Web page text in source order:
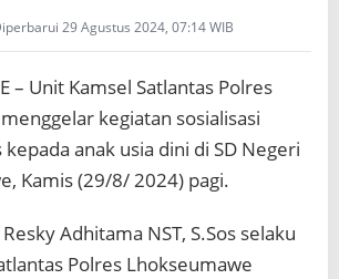
l
u
i
n
a
s
S
D
29 Agustus 2024, 07:14 WIB
– Unit Kamsel Satlantas Polres
kegiatan sosialisasi
anak usia dini di SD Negeri
Kamis (29/8/ 2024) pagi.
Adhitama NST, S.Sos selaku
Polres Lhokseumawe